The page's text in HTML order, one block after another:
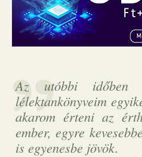
Az utóbbi időben
lélektankönyveim
akarom érteni az
ember, egyre
is egyenesbe jövök.